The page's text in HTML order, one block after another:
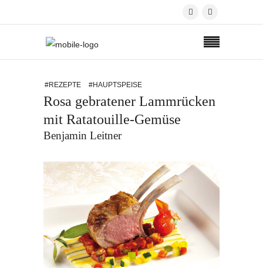
#REZEPTE #HAUPTSPEISE
Rosa gebratener Lammrücken
mit Ratatouille-Gemüse
Benjamin Leitner